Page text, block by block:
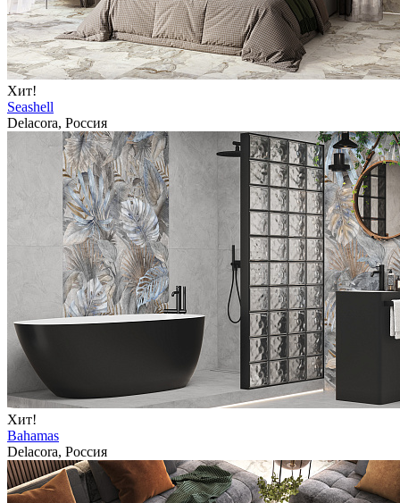
Хит!
Seashell
Delacora, Россия
Хит!
Bahamas
Delacora, Россия